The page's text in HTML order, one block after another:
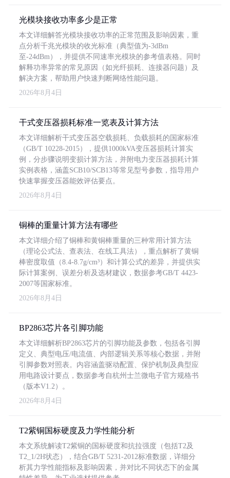
光模块接收功率多少是正常
本文详细解答光模块接收功率的正常范围及影响因素，重
点分析千兆光模块的收光标准（典型值为-3dBm
至-24dBm），并提供不同速率光模块的参考值表格。同时
解释功率异常的常见原因（如光纤损耗、连接器问题）及
解决方案，帮助用户快速判断网络性能问题。
2026年8月4日
干式变压器损耗标准一览表及计算方法
本文详细解析干式变压器空载损耗、负载损耗的国家标准
（GB/T 10228-2015），提供1000kVA变压器损耗计算实
例，分步骤说明变损计算方法，并附电力变压器损耗计算
实例表格，涵盖SCB10/SCB13等常见型号参数，指导用户
快速掌握变压器能效评估要点。
2026年8月4日
铜棒的重量计算方法有哪些
本文详细介绍了铜棒和黄铜棒重量的三种常用计算方法
（理论公式法、查表法、在线工具法），重点解析了黄铜
棒密度取值（8.4-8.7g/cm³）和计算公式的差异，并提供实
际计算案例、误差分析及选材建议，数据参考GB/T 4423-
2007等国家标准。
2026年8月4日
BP2863芯片各引脚功能
本文详细解析BP2863芯片的引脚功能及参数，包括各引脚
定义、典型电压/电流值、内部逻辑关系等核心数据，并附
引脚参数对照表。内容涵盖驱动配置、保护机制及典型应
用电路设计要点，数据参考自杭州士兰微电子官方规格书
（版本V1.2）。
2026年8月4日
T2紫铜国标硬度及力学性能分析
本文系统解读T2紫铜的国标硬度和抗拉强度（包括T2及
T2_1/2H状态），结合GB/T 5231-2012标准数据，详细分
析其力学性能指标及影响因素，并对比不同状态下的金属